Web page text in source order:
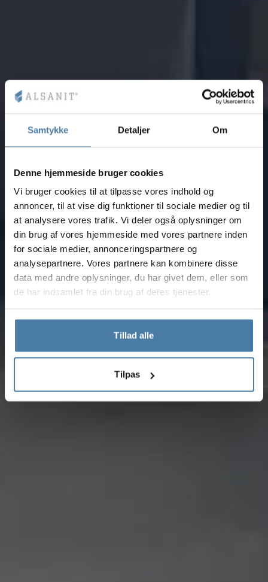
Samtykke Detaljer Om
Denne hjemmeside bruger cookies
Vi bruger cookies til at tilpasse vores indhold og
annoncer, til at vise dig funktioner til sociale medier og til
at analysere vores trafik. Vi deler også oplysninger om
din brug af vores hjemmeside med vores partnere inden
for sociale medier, annonceringspartnere og
analysepartnere. Vores partnere kan kombinere disse
data med andre oplysninger, du har givet dem, eller som
de har indsamlet fra din brug af deres tjenester.
Tillad alle
Tilpas